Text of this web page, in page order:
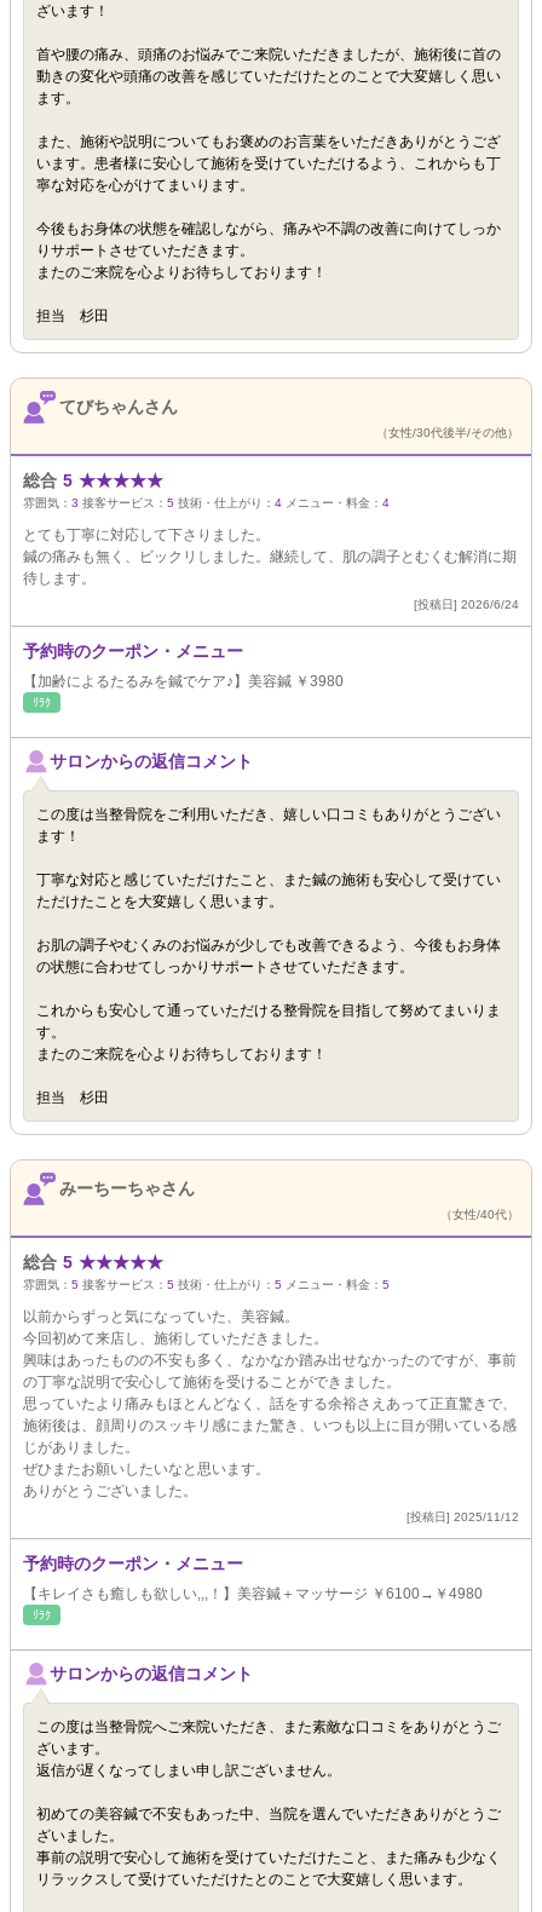
ざいます！
首や腰の痛み、頭痛のお悩みでご来院いただきましたが、施術後に首の
動きの変化や頭痛の改善を感じていただけたとのことで大変嬉しく思い
ます。
また、施術や説明についてもお褒めのお言葉をいただきありがとうござ
います。患者様に安心して施術を受けていただけるよう、これからも丁
寧な対応を心がけてまいります。
今後もお身体の状態を確認しながら、痛みや不調の改善に向けてしっか
りサポートさせていただきます。
またのご来院を心よりお待ちしております！
担当 杉田
てびちゃんさん
（女性/30代後半/その他）
総合 5 ★★★★★
雰囲気： 3 接客サービス： 5 技術・仕上がり： 4 メニュー・料金： 4
とても丁寧に対応して下さりました。
鍼の痛みも無く、ビックリしました。継続して、肌の調子とむくむ解消に期
待します。
[投稿日] 2026/6/24
予約時のクーポン・メニュー
【加齢によるたるみを鍼でケア♪】美容鍼 ￥3980
ﾘﾗｸ
サロンからの返信コメント
この度は当整骨院をご利用いただき、嬉しい口コミもありがとうござい
ます！
丁寧な対応と感じていただけたこと、また鍼の施術も安心して受けてい
ただけたことを大変嬉しく思います。
お肌の調子やむくみのお悩みが少しでも改善できるよう、今後もお身体
の状態に合わせてしっかりサポートさせていただきます。
これからも安心して通っていただける整骨院を目指して努めてまいりま
す。
またのご来院を心よりお待ちしております！
担当 杉田
みーちーちゃさん
（女性/40代）
総合 5 ★★★★★
雰囲気： 5 接客サービス： 5 技術・仕上がり： 5 メニュー・料金： 5
以前からずっと気になっていた、美容鍼。
今回初めて来店し、施術していただきました。
興味はあったものの不安も多く、なかなか踏み出せなかったのですが、事前
の丁寧な説明で安心して施術を受けることができました。
思っていたより痛みもほとんどなく、話をする余裕さえあって正直驚きで、
施術後は、顔周りのスッキリ感にまた驚き、いつも以上に目が開いている感
じがありました。
ぜひまたお願いしたいなと思います。
ありがとうございました。
[投稿日] 2025/11/12
予約時のクーポン・メニュー
【キレイさも癒しも欲しい,,,！】美容鍼＋マッサージ ￥6100→￥4980
ﾘﾗｸ
サロンからの返信コメント
この度は当整骨院へご来院いただき、また素敵な口コミをありがとうご
ざいます。
返信が遅くなってしまい申し訳ございません。
初めての美容鍼で不安もあった中、当院を選んでいただきありがとうご
ざいました。
事前の説明で安心して施術を受けていただけたこと、また痛みも少なく
リラックスして受けていただけたとのことで大変嬉しく思います。